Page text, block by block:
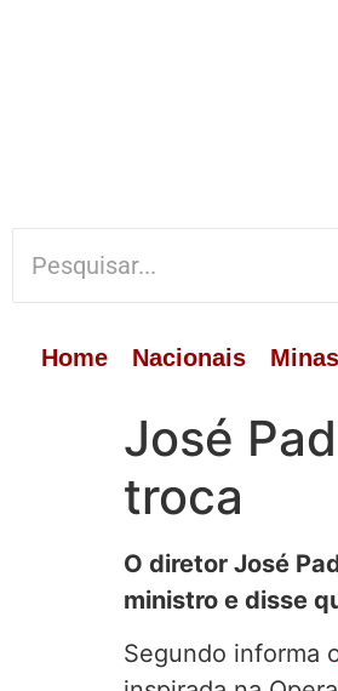
Home Nacionais Minas
José
troca
O diretor José
ministro e disse
Segundo informa